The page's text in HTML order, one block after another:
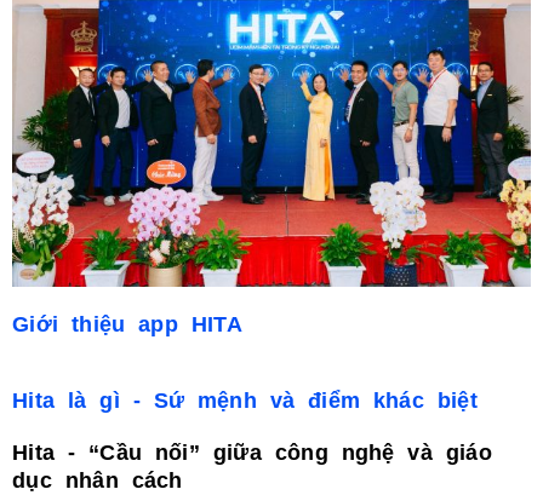
Giới thiệu app HITA
Hita là gì - Sứ mệnh và điểm khác biệt
Hita - “Cầu nối” giữa công nghệ và giáo
dục nhân cách